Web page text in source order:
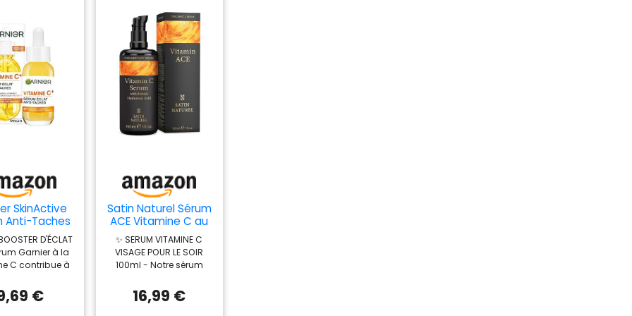
SkinActive
Anti-Taches
C
Tous
30ml
D'ÉCLAT
Garnier à la
C contribue à
et la souplesse
peau, tout en
€
Satin Naturel Sérum
ACE Vitamine C au
Rétinol & Acide
Hyaluronique 100 ml
✨ SERUM VITAMINE C
VISAGE POUR LE SOIR
100ml - Notre sérum
Vitamine C + Retinol
(Vitamine A) + Acide
16,99 €